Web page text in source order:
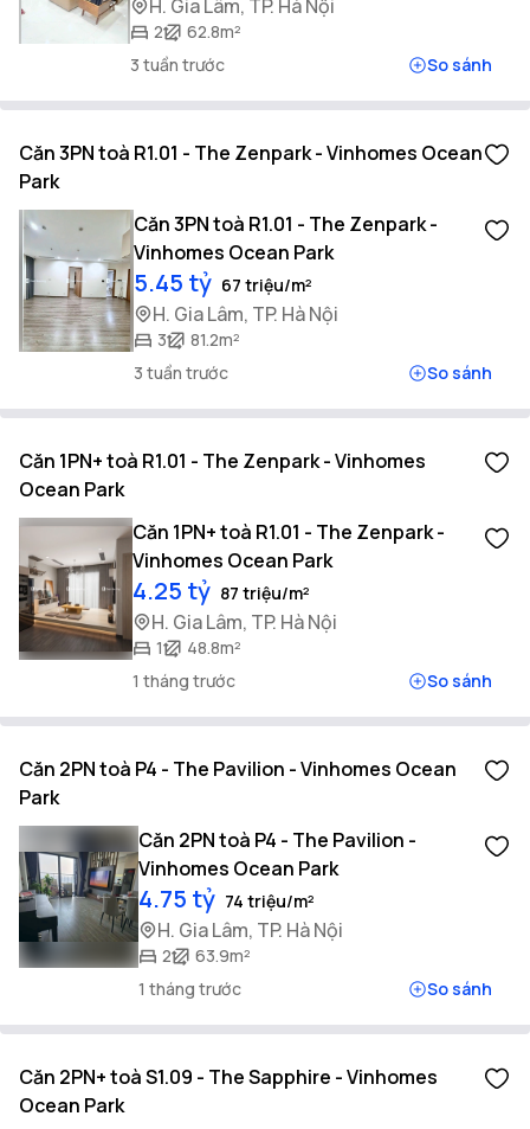
H. Gia Lâm, TP. Hà Nội
2
62.8m²
3 tuần trước
So sánh
Căn 3PN toà R1.01 - The Zenpark - Vinhomes Ocean
Park
Căn 3PN toà R1.01 - The Zenpark -
Vinhomes Ocean Park
5.45 tỷ 67 triệu/m²
H. Gia Lâm, TP. Hà Nội
3
81.2m²
3 tuần trước
So sánh
Căn 1PN+ toà R1.01 - The Zenpark - Vinhomes
Ocean Park
Căn 1PN+ toà R1.01 - The Zenpark -
Vinhomes Ocean Park
4.25 tỷ 87 triệu/m²
H. Gia Lâm, TP. Hà Nội
1
48.8m²
1 tháng trước
So sánh
Căn 2PN toà P4 - The Pavilion - Vinhomes Ocean
Park
Căn 2PN toà P4 - The Pavilion -
Vinhomes Ocean Park
4.75 tỷ 74 triệu/m²
H. Gia Lâm, TP. Hà Nội
2
63.9m²
1 tháng trước
So sánh
Căn 2PN+ toà S1.09 - The Sapphire - Vinhomes
Ocean Park